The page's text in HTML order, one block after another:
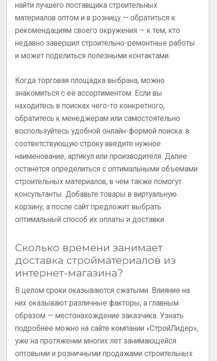
найти лучшего поставщика строительных
материалов оптом и в розницу — обратиться к
рекомендациям своего окружения — к тем, кто
недавно завершил строительно-ремонтные работы
и может поделиться полезными контактами.
Когда торговая площадка выбрана, можно
знакомиться с её ассортиментом. Если вы
находитесь в поисках чего-то конкретного,
обратитесь к менеджерам или самостоятельно
воспользуйтесь удобной онлайн-формой поиска: в
соответствующую строку введите нужное
наименование, артикул или производителя. Далее
останется определиться с оптимальными объемами
строительных материалов, в чем также помогут
консультанты. Добавьте товары в виртуальную
корзину, а после сайт предложит выбрать
оптимальный способ их оплаты и доставки.
Сколько времени занимает
доставка стройматериалов из
интернет-магазина?
В целом сроки оказываются сжатыми. Влияние на
них оказывают различные факторы, а главным
образом — местонахождение заказчика. Узнать
подробнее можно на сайте компании «СтройЛидер»,
уже на протяжении многих лет занимающейся
оптовыми и розничными продажами строительных